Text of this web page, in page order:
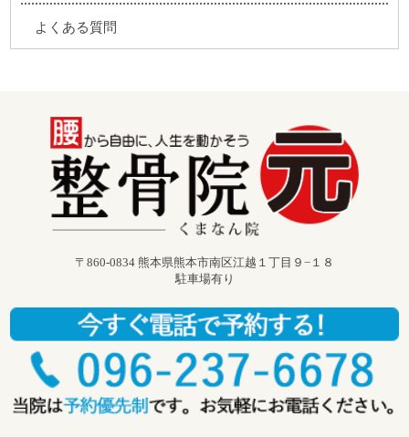
よくある質問
〒860-0834 熊本県熊本市南区江越１丁目９−１８
駐車場有り